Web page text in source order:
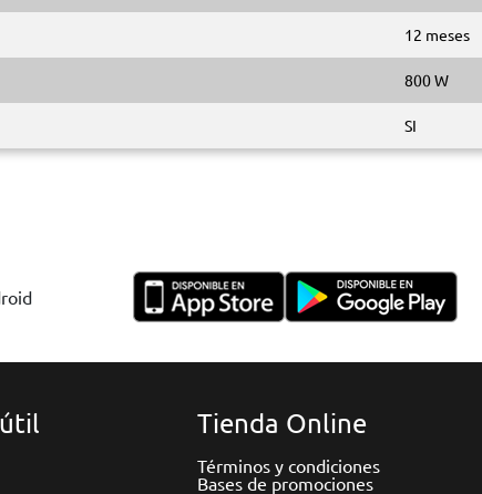
12 meses
800 W
SI
Tienda Online
Términos y condiciones
Bases de promociones